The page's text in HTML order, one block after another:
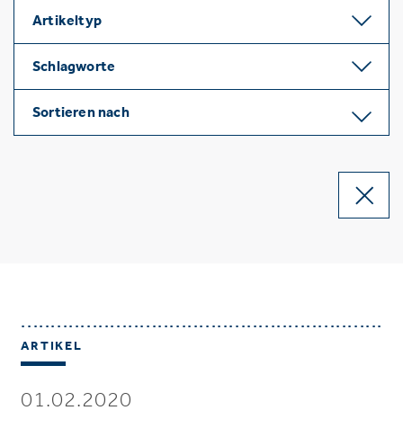
Artikeltyp
Schlagworte
Sortieren nach
ARTIKEL
01.02.2020